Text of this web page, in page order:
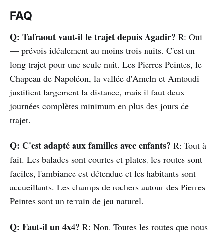
FAQ
Q: Tafraout vaut-il le trajet depuis Agadir? R: Oui
— prévois idéalement au moins trois nuits. C'est un
long trajet pour une seule nuit. Les Pierres Peintes, le
Chapeau de Napoléon, la vallée d'Ameln et Amtoudi
justifient largement la distance, mais il faut deux
journées complètes minimum en plus des jours de
trajet.
Q: C'est adapté aux familles avec enfants? R: Tout à
fait. Les balades sont courtes et plates, les routes sont
faciles, l'ambiance est détendue et les habitants sont
accueillants. Les champs de rochers autour des Pierres
Peintes sont un terrain de jeu naturel.
Q: Faut-il un 4x4? R: Non. Toutes les routes que nous